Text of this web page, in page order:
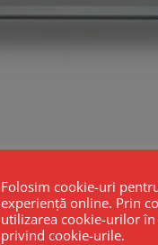
Folosim cookie-uri
experiență online. Prin
utilizarea cookie-urilor
privind cookie-urile.